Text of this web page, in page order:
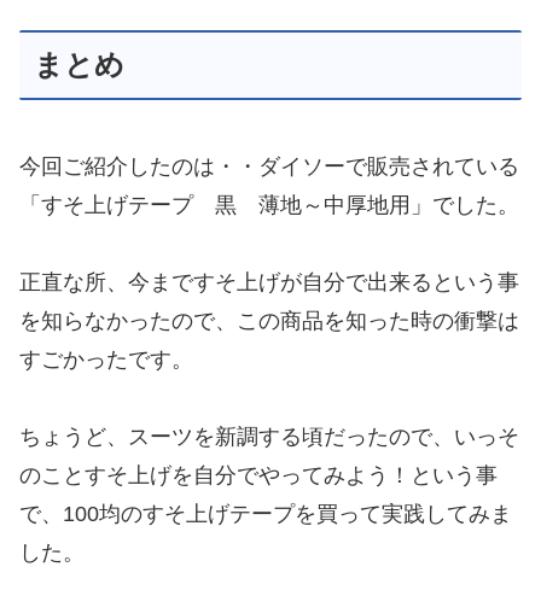
まとめ
今回ご紹介したのは・・ダイソーで販売されている
「すそ上げテープ 黒 薄地～中厚地用」でした。
正直な所、今まですそ上げが自分で出来るという事
を知らなかったので、この商品を知った時の衝撃は
すごかったです。
ちょうど、スーツを新調する頃だったので、いっそ
のことすそ上げを自分でやってみよう！という事
で、100均のすそ上げテープを買って実践してみま
した。